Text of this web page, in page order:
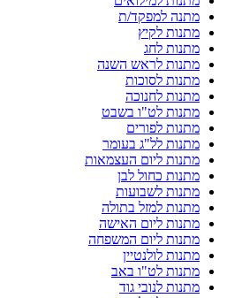
מתנה למפקד/ת
מתנות לקיץ
מתנות לחג
מתנות לראש השנה
מתנות לסוכות
מתנות לחנוכה
מתנות לט"ו בשבט
מתנות לפורים
מתנות לל"ג בעומר
מתנות ליום העצמאות
מתנות כחול לבן
מתנות לשבועות
מתנות למזל בתולה
מתנות ליום האישה
מתנות ליום המשפחה
מתנות לולנטיין
מתנות לט"ו באב
מתנות לנובי גוד